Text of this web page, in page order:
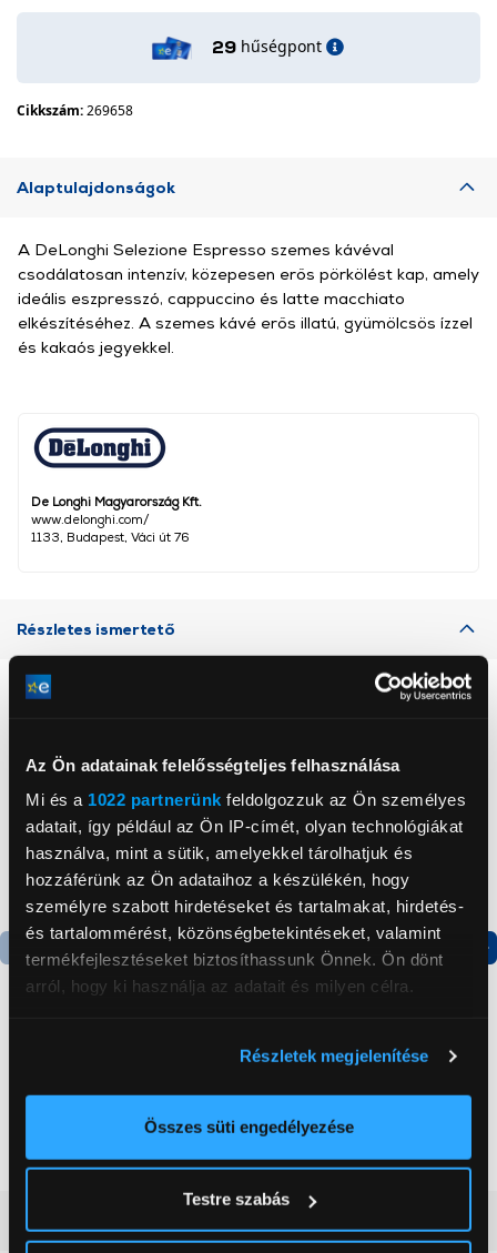
Az Ön adatainak felelősségteljes felhasználása
Mi és a 1022 partnerünk feldolgozzuk az Ön személyes
adatait, így például az Ön IP-címét, olyan technológiákat
használva, mint a sütik, amelyekkel tárolhatjuk és
hozzáférünk az Ön adataihoz a készülékén, hogy
személyre szabott hirdetéseket és tartalmakat, hirdetés-
és tartalommérést, közönségbetekintéseket, valamint
termékfejlesztéseket biztosíthassunk Önnek. Ön dönt
arról, hogy ki használja az adatait és milyen célra.
elhelyezkedéséről pár méteres pontossággal
Az Ön készülékén beazonosítása annak konkrét
módjairól és adja meg preferenciáit aRészletek
pontban. Bármikor módosíthatja vagy visszavonhatja a
Részletek megjelenítése
Összes süti engedélyezése
Testre szabás
29 hűségpont
Cikkszám:269658
Alaptulajdonságok
De Longhi Magyarország Kft.
www.delonghi.com/
1133, Budapest, Váci út 76
A DeLonghi Selezione Espresso szemes kávéval
csodálatosan intenzív, közepesen erős pörkölést kap, amely
ideális eszpresszó, cappuccino és latte macchiato
elkészítéséhez. A szemes kávé erős illatú, gyümölcsös ízzel
és kakaós jegyekkel.
Részletes ismertető
automata kávéfőző
Kimbo Espresso Prestige
10 999 Ft